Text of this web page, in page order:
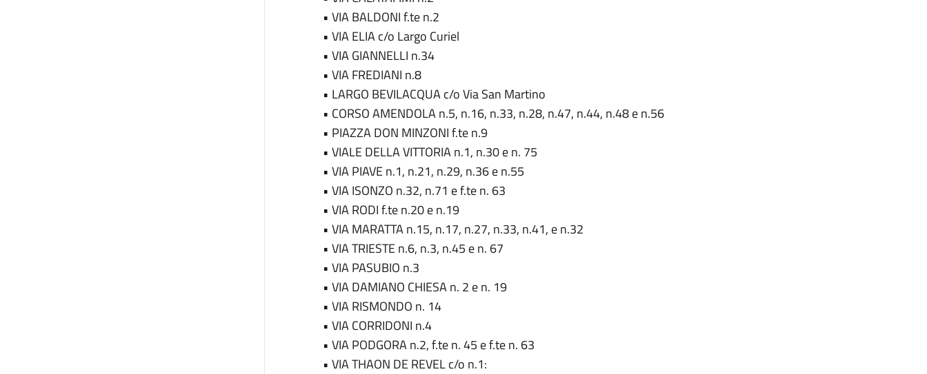
• VIA BALDONI f.te n.2
• VIA ELIA c/o Largo Curiel
• VIA GIANNELLI n.34
• VIA FREDIANI n.8
• LARGO BEVILACQUA c/o Via San Martino
• CORSO AMENDOLA n.5, n.16, n.33, n.28, n.47, n.44, n.48 e n.56
• PIAZZA DON MINZONI f.te n.9
• VIALE DELLA VITTORIA n.1, n.30 e n. 75
• VIA PIAVE n.1, n.21, n.29, n.36 e n.55
• VIA ISONZO n.32, n.71 e f.te n. 63
• VIA RODI f.te n.20 e n.19
• VIA MARATTA n.15, n.17, n.27, n.33, n.41, e n.32
• VIA TRIESTE n.6, n.3, n.45 e n. 67
• VIA PASUBIO n.3
• VIA DAMIANO CHIESA n. 2 e n. 19
• VIA RISMONDO n. 14
• VIA CORRIDONI n.4
• VIA PODGORA n.2, f.te n. 45 e f.te n. 63
• VIA THAON DE REVEL c/o n.1: